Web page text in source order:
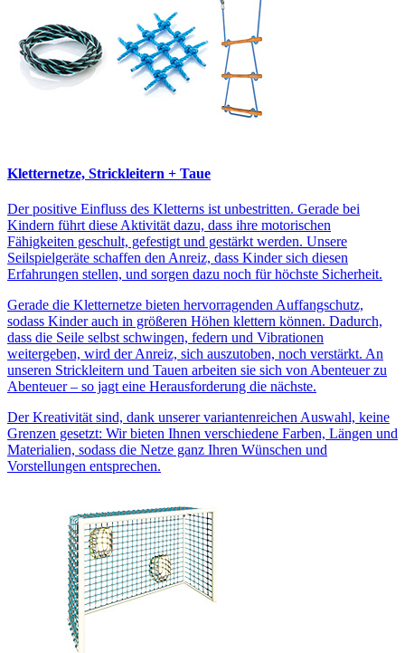
Kletternetze, Strickleitern + Taue
Der positive Einfluss des Kletterns ist unbestritten. Gerade bei
Kindern führt diese Aktivität dazu, dass ihre motorischen
Fähigkeiten geschult, gefestigt und gestärkt werden. Unsere
Seilspielgeräte schaffen den Anreiz, dass Kinder sich diesen
Erfahrungen stellen, und sorgen dazu noch für höchste Sicherheit.
Gerade die Kletternetze bieten hervorragenden Auffangschutz,
sodass Kinder auch in größeren Höhen klettern können. Dadurch,
dass die Seile selbst schwingen, federn und Vibrationen
weitergeben, wird der Anreiz, sich auszutoben, noch verstärkt. An
unseren Strickleitern und Tauen arbeiten sie sich von Abenteuer zu
Abenteuer – so jagt eine Herausforderung die nächste.
Der Kreativität sind, dank unserer variantenreichen Auswahl, keine
Grenzen gesetzt: Wir bieten Ihnen verschiedene Farben, Längen und
Materialien, sodass die Netze ganz Ihren Wünschen und
Vorstellungen entsprechen.